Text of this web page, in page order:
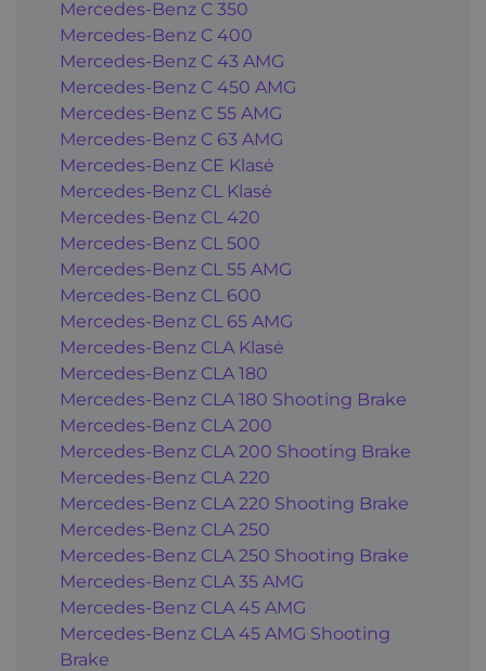
Mercedes-Benz C 350
Mercedes-Benz C 400
Mercedes-Benz C 43 AMG
Mercedes-Benz C 450 AMG
Mercedes-Benz C 55 AMG
Mercedes-Benz C 63 AMG
Mercedes-Benz CE Klasė
Mercedes-Benz CL Klasė
Mercedes-Benz CL 420
Mercedes-Benz CL 500
Mercedes-Benz CL 55 AMG
Mercedes-Benz CL 600
Mercedes-Benz CL 65 AMG
Mercedes-Benz CLA Klasė
Mercedes-Benz CLA 180
Mercedes-Benz CLA 180 Shooting Brake
Mercedes-Benz CLA 200
Mercedes-Benz CLA 200 Shooting Brake
Mercedes-Benz CLA 220
Mercedes-Benz CLA 220 Shooting Brake
Mercedes-Benz CLA 250
Mercedes-Benz CLA 250 Shooting Brake
Mercedes-Benz CLA 35 AMG
Mercedes-Benz CLA 45 AMG
Mercedes-Benz CLA 45 AMG Shooting
Brake